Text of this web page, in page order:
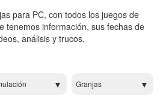
para PC, con todos los juegos de
tenemos información, sus fechas de
análisis y trucos.
Granjas